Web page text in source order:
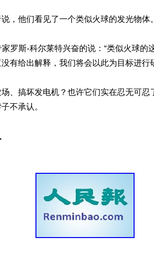
，他们看见了一个类似火球的发光物体。
罗斯-科尔莱特兴奋的说：“类似火球的
有给出解释，我们将会以此为目标进行
、搞坏发电机？也许它们实在忍无可忍
不承认。